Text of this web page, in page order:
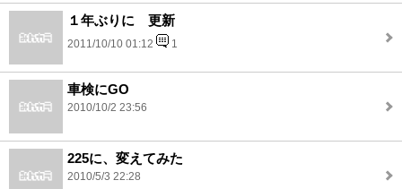
１年ぶりに 更新
2011/10/10 01:12 1
車検にGO
2010/10/2 23:56
225に、変えてみた
2010/5/3 22:28